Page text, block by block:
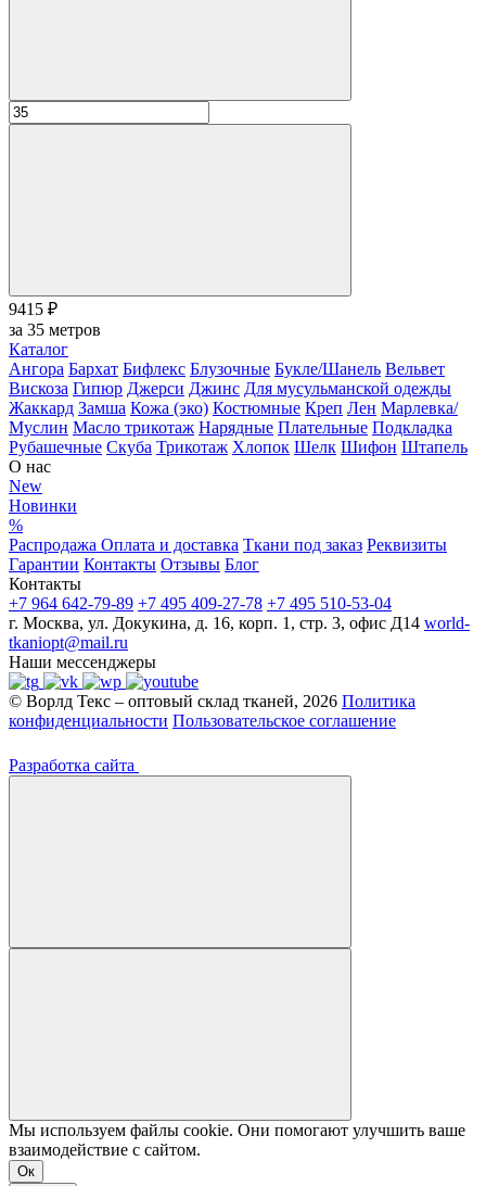
9415 ₽
за 35 метров
Каталог
Ангора Бархат Бифлекс Блузочные Букле/Шанель Вельвет
Вискоза Гипюр Джерси Джинс Для мусульманской одежды
Жаккард Замша Кожа (эко) Костюмные Креп Лен Марлевка/
Муслин Масло трикотаж Нарядные Плательные Подкладка
Рубашечные Скуба Трикотаж Хлопок Шелк Шифон Штапель
О нас
New
Новинки
%
Распродажа Оплата и доставка Ткани под заказ Реквизиты
Гарантии Контакты Отзывы Блог
Контакты
+7 964 642-79-89 +7 495 409-27-78 +7 495 510-53-04
г. Москва, ул. Докукина, д. 16, корп. 1, стр. 3, офис Д14 world-
tkaniopt@mail.ru
Наши мессенджеры
© Ворлд Текс – оптовый склад тканей, 2026 Политика
конфиденциальности Пользовательское соглашение
Разработка сайта
Мы используем файлы cookie. Они помогают улучшить ваше
взаимодействие с сайтом.
Ок